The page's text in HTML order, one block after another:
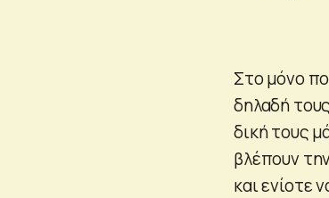
Στο μόνο
δηλαδή
δική τους
βλέπουν
και ενίοτε